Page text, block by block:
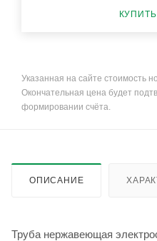
Указанная на сайте стоимость
Окончательная цена будет
формировании счёта.
ОПИСАНИЕ
Труба нержавеющая